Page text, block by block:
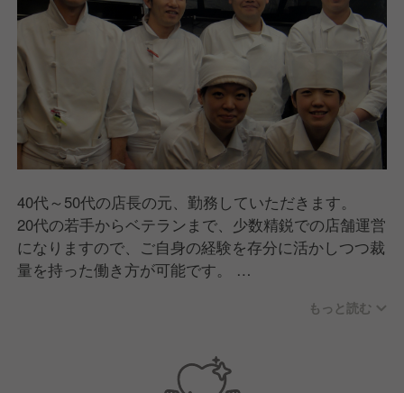
40代～50代の店長の元、勤務していただきます。
20代の若手からベテランまで、少数精鋭での店舗運営
になりますので、ご自身の経験を存分に活かしつつ裁
量を持った働き方が可能です。
るかもしれませんが、実はスタッフ同士の仲が良く、
もっと読む